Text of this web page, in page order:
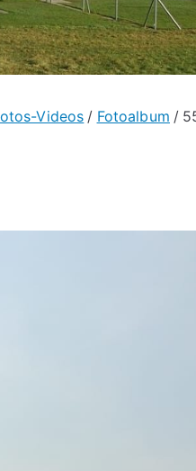
Videos Fotoalbum